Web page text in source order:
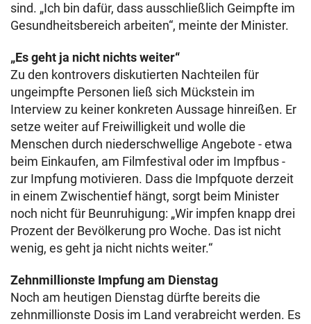
sind. „Ich bin dafür, dass ausschließlich Geimpfte im
Gesundheitsbereich arbeiten“, meinte der Minister.
„Es geht ja nicht nichts weiter“
Zu den kontrovers diskutierten Nachteilen für
ungeimpfte Personen ließ sich Mückstein im
Interview zu keiner konkreten Aussage hinreißen. Er
setze weiter auf Freiwilligkeit und wolle die
Menschen durch niederschwellige Angebote - etwa
beim Einkaufen, am Filmfestival oder im Impfbus -
zur Impfung motivieren. Dass die Impfquote derzeit
in einem Zwischentief hängt, sorgt beim Minister
noch nicht für Beunruhigung: „Wir impfen knapp drei
Prozent der Bevölkerung pro Woche. Das ist nicht
wenig, es geht ja nicht nichts weiter.“
Zehnmillionste Impfung am Dienstag
Noch am heutigen Dienstag dürfte bereits die
zehnmillionste Dosis im Land verabreicht werden. Es